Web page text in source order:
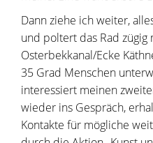
Dann ziehe ich weiter,
und poltert das Rad
Osterbekkanal/Ecke
35 Grad Menschen
interessiert meinen
wieder ins Gespräch,
Kontakte für mögliche